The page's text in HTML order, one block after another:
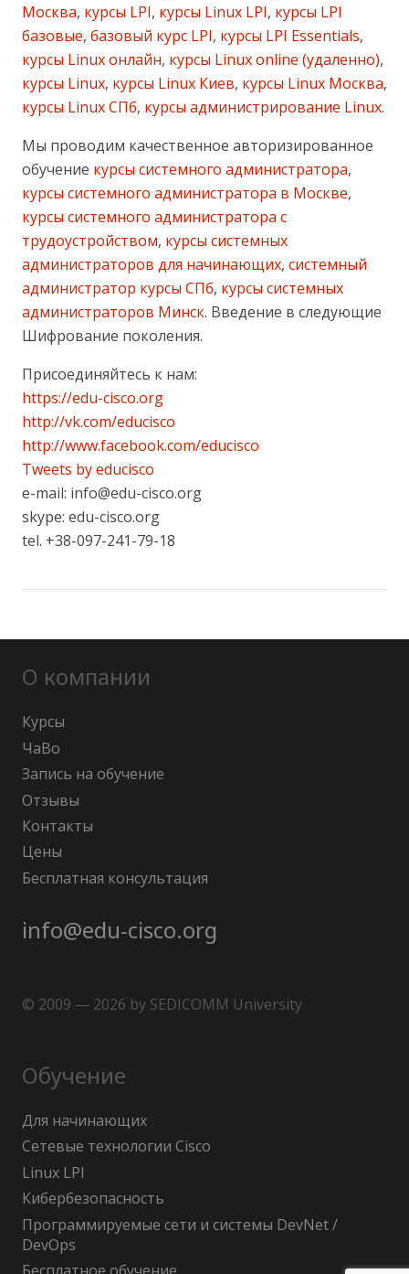
Москва, курсы LPI, курсы Linux LPI, курсы LPI
базовые, базовый курс LPI, курсы LPI Essentials,
курсы Linux онлайн, курсы Linux online (удаленно),
курсы Linux, курсы Linux Киев, курсы Linux Москва,
курсы Linux СПб, курсы администрирование Linux.
Мы проводим качественное авторизированное
обучение курсы системного администратора,
курсы системного администратора в Москве,
курсы системного администратора с
трудоустройством, курсы системных
администраторов для начинающих, системный
администратор курсы СПб, курсы системных
администраторов Минск. Введение в следующие
Шифрование поколения.
Присоединяйтесь к нам:
https://edu-cisco.org
http://vk.com/educisco
http://www.facebook.com/educisco
Tweets by educisco
e-mail: info@edu-cisco.org
skype: edu-cisco.org
tel. +38-097-241-79-18
О компании
Курсы
ЧаВо
Запись на обучение
Отзывы
Контакты
Цены
Бесплатная консультация
info@edu-cisco.org
© 2009 — 2026 by SEDICOMM University
Обучение
Для начинающих
Сетевые технологии Cisco
Linux LPI
Кибербезопасность
Программируемые сети и системы DevNet /
DevOps